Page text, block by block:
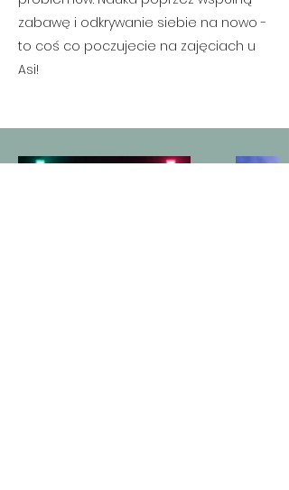
zabawę i odkrywanie siebie na nowo -
to coś co poczujecie na zajęciach u
Asi!